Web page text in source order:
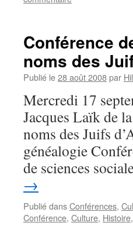
Conférence
noms des
Publié le28 août 2008par
Mercredi 17
Jacques Laïk de
noms des Juifs
généalogie
de sciences
→
Publié dansConférences,
Conférence, Culture, Histoire,